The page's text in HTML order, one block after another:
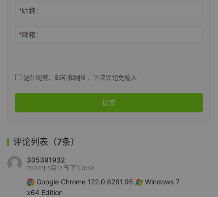
*昵称：
*邮箱：
记住昵称、邮箱和网址，下次评论免输入
提交
评论列表（7条）
335391932
2024年6月17日 下午3:50
Google Chrome 122.0.6261.95
Windows 7
x64 Edition